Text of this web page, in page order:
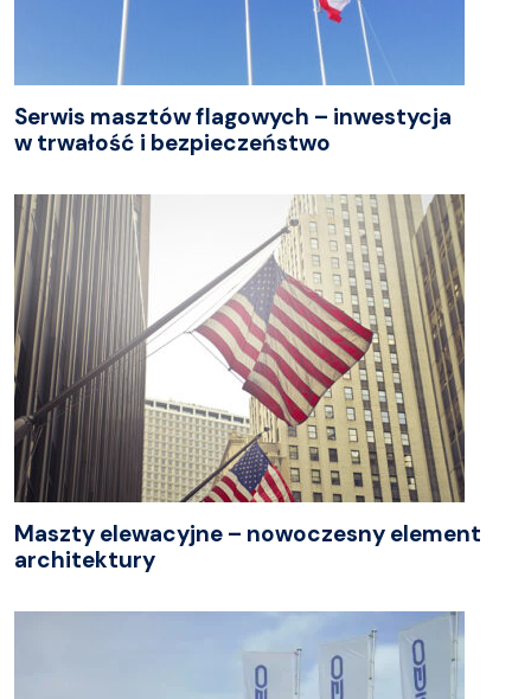
Serwis masztów flagowych – inwestycja
w trwałość i bezpieczeństwo
Maszty elewacyjne – nowoczesny element
architektury